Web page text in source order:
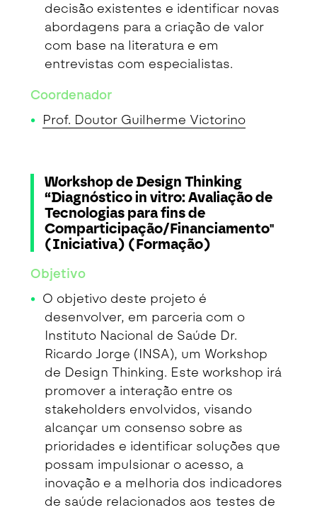
decisão existentes e identificar novas
abordagens para a criação de valor
com base na literatura e em
entrevistas com especialistas.
Coordenador
Prof. Doutor Guilherme Victorino
Workshop de Design Thinking
“Diagnóstico in vitro: Avaliação de
Tecnologias para fins de
Comparticipação/Financiamento"
(Iniciativa) (Formação)
Objetivo
O objetivo deste projeto é
desenvolver, em parceria com o
Instituto Nacional de Saúde Dr.
Ricardo Jorge (INSA), um Workshop
de Design Thinking. Este workshop irá
promover a interação entre os
stakeholders envolvidos, visando
alcançar um consenso sobre as
prioridades e identificar soluções que
possam impulsionar o acesso, a
inovação e a melhoria dos indicadores
de saúde relacionados aos testes de